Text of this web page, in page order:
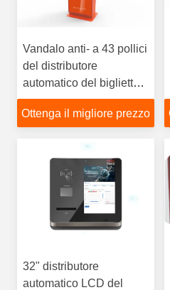
Vandalo anti- a 43 pollici
del distributore
automatico del biglietto
del chiosco self service
una garanzia da 1 anno
Ottenga il migliore prezzo
32" distributore
automatico LCD del